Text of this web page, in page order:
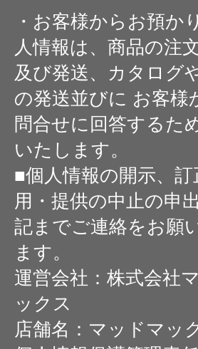
・お客様からお預か
人情報は、商品の注
及び発送、カタログ
の発送並びに お客様
問合せに回答するた
いたします。
■個人情報の開示、
用・提供の中止の申
記までご連絡をお願
ます。
運営会社：株式会社
ックス
店舗名：マッドマッ